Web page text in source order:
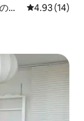
一
レビュー14
4.93 (14)